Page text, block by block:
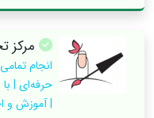
مرکز
انجام
حرفه‌ای |
| آموزش و